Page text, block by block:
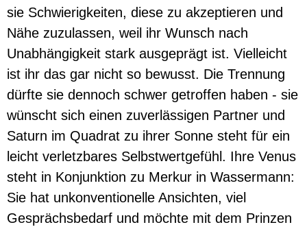
sie Schwierigkeiten, diese zu akzeptieren und
Nähe zuzulassen, weil ihr Wunsch nach
Unabhängigkeit stark ausgeprägt ist. Vielleicht
ist ihr das gar nicht so bewusst. Die Trennung
dürfte sie dennoch schwer getroffen haben - sie
wünscht sich einen zuverlässigen Partner und
Saturn im Quadrat zu ihrer Sonne steht für ein
leicht verletzbares Selbstwertgefühl. Ihre Venus
steht in Konjunktion zu Merkur in Wassermann:
Sie hat unkonventionelle Ansichten, viel
Gesprächsbedarf und möchte mit dem Prinzen